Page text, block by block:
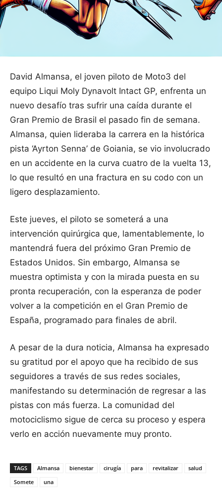
David Almansa, el joven piloto de Moto3 del
equipo Liqui Moly Dynavolt Intact GP, enfrenta un
nuevo desafío tras sufrir una caída durante el
Gran Premio de Brasil el pasado fin de semana.
Almansa, quien lideraba la carrera en la histórica
pista ‘Ayrton Senna’ de Goiania, se vio involucrado
en un accidente en la curva cuatro de la vuelta 13,
lo que resultó en una fractura en su codo con un
ligero desplazamiento.
Este jueves, el piloto se someterá a una
intervención quirúrgica que, lamentablemente, lo
mantendrá fuera del próximo Gran Premio de
Estados Unidos. Sin embargo, Almansa se
muestra optimista y con la mirada puesta en su
pronta recuperación, con la esperanza de poder
volver a la competición en el Gran Premio de
España, programado para finales de abril.
A pesar de la dura noticia, Almansa ha expresado
su gratitud por el apoyo que ha recibido de sus
seguidores a través de sus redes sociales,
manifestando su determinación de regresar a las
pistas con más fuerza. La comunidad del
motociclismo sigue de cerca su proceso y espera
verlo en acción nuevamente muy pronto.
TAGS Almansa bienestar cirugía para revitalizar
salud
Somete
una